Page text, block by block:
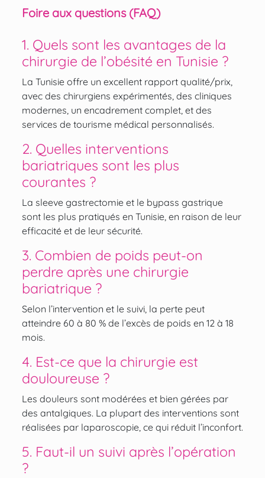
Foire aux questions (FAQ)
1. Quels sont les avantages de la
chirurgie de l’obésité en Tunisie ?
La Tunisie offre un excellent rapport qualité/prix,
avec des chirurgiens expérimentés, des cliniques
modernes, un encadrement complet, et des
services de tourisme médical personnalisés.
2. Quelles interventions
bariatriques sont les plus
courantes ?
La sleeve gastrectomie et le bypass gastrique
sont les plus pratiqués en Tunisie, en raison de leur
efficacité et de leur sécurité.
3. Combien de poids peut-on
perdre après une chirurgie
bariatrique ?
Selon l’intervention et le suivi, la perte peut
atteindre 60 à 80 % de l’excès de poids en 12 à 18
mois.
4. Est-ce que la chirurgie est
douloureuse ?
Les douleurs sont modérées et bien gérées par
des antalgiques. La plupart des interventions sont
réalisées par laparoscopie, ce qui réduit l’inconfort.
5. Faut-il un suivi après l’opération
?